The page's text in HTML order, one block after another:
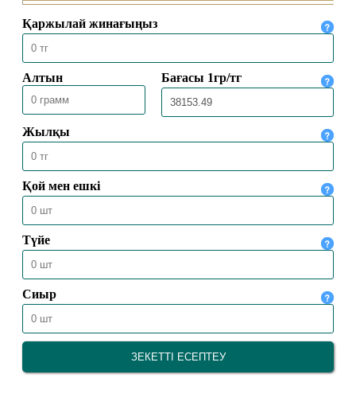
АЛЛА ЕЛШІСІ ӘЗІЛДЕСКЕН БЕ?
27.10.2024